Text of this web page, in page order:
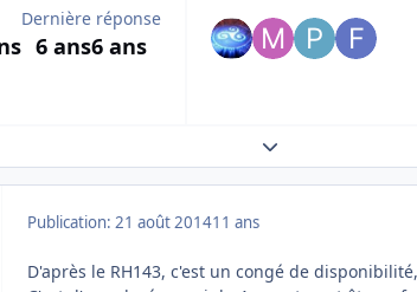
Dernière réponse
6 ans6 ans
Expand topic
Publication: 21 août 201411 ans
D'après le RH143, c'est un congé de